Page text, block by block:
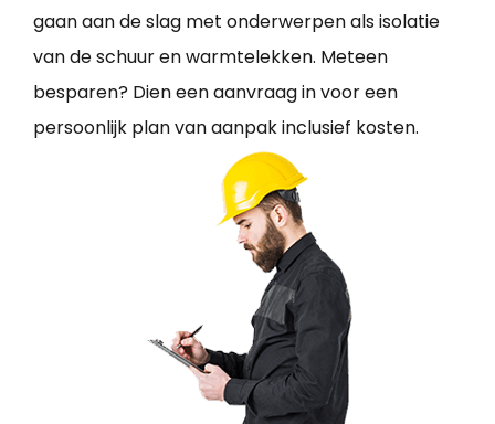
gaan aan de slag met onderwerpen als isolatie
van de schuur en warmtelekken. Meteen
besparen? Dien een aanvraag in voor een
persoonlijk plan van aanpak inclusief kosten.